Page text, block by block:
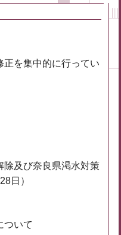
正を集中的に行ってい
除及び奈良県渇水対策
日）
ついて